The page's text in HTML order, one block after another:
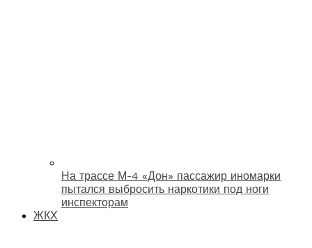
На трассе М-4 «Дон» пассажир иномарки
пытался выбросить наркотики под ноги
инспекторам
ЖКХ